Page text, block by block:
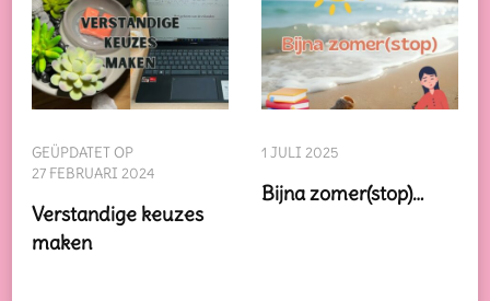
GEÜPDATET OP
27 FEBRUARI 2024
Verstandige keuzes
maken
1 JULI 2025
Bijna zomer(stop)…